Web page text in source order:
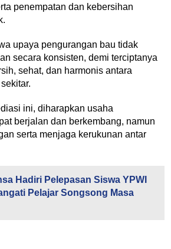
penempatan dan kebersihan
upaya pengurangan bau tidak
secara konsisten, demi terciptanya
sehat, dan harmonis antara
ini, diharapkan usaha
berjalan dan berkembang, namun
serta menjaga kerukunan antar
Hadiri Pelepasan Siswa YPWI
Pelajar Songsong Masa